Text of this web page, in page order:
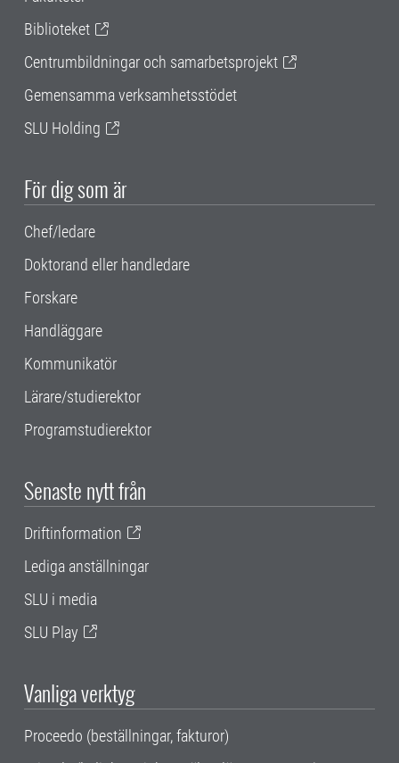
Biblioteket
Centrumbildningar och samarbetsprojekt
Gemensamma verksamhetsstödet
SLU Holding
För dig som är
Chef/ledare
Doktorand eller handledare
Forskare
Handläggare
Kommunikatör
Lärare/studierektor
Programstudierektor
Senaste nytt från
Driftinformation
Lediga anställningar
SLU i media
SLU Play
Vanliga verktyg
Proceedo (beställningar, fakturor)